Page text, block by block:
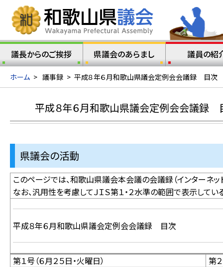
議長からのご挨拶 県議会のあらまし 議員の紹
ホーム > 議事録 > 平成８年６月和歌山県議会定例会会議録 目次
平成８年６月和歌山県議会定例会会議録
県議会の活動
このページでは、和歌山県議会本会議の会議録（インターネ
なお、汎用性を考慮してＪＩＳ第１・２水準の範囲で表示して
平成８年６月和歌山県議会定例会会議録 目次
第１号（６月２５日・火曜日）
第